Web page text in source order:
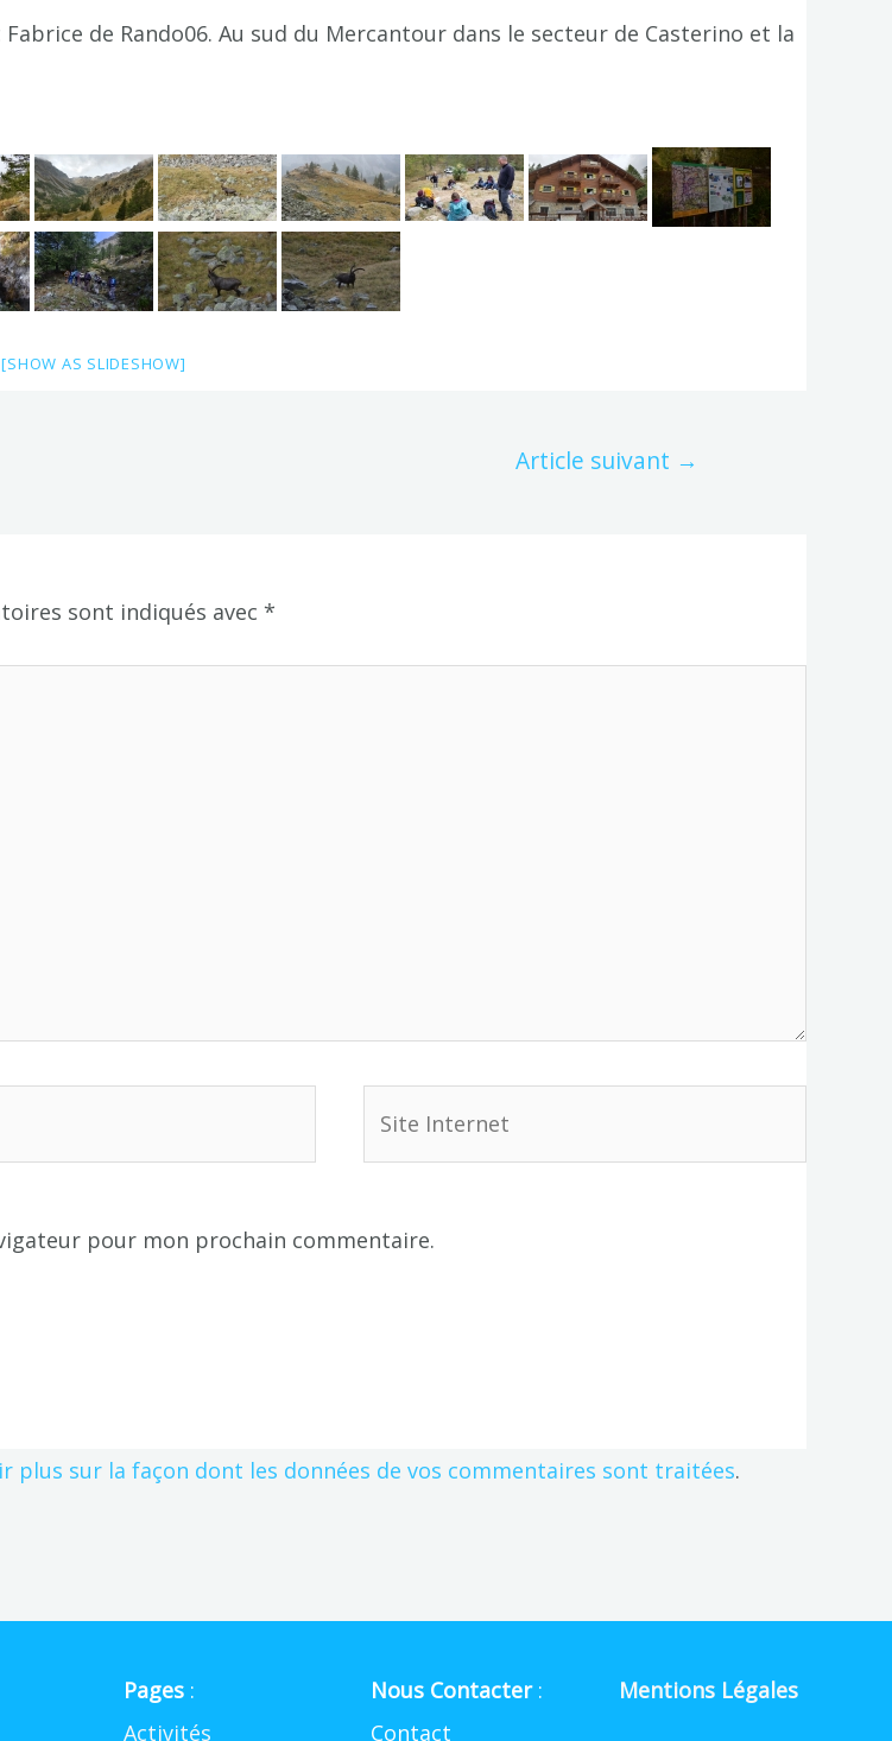
de Rando06. Au sud du Mercantour dans le secteur de Casterino et la
[SHOW AS SLIDESHOW]
Article suivant →
sont indiqués avec *
pour mon prochain commentaire.
plus sur la façon dont les données de vos commentaires sont traitées.
Pages:
Activités
Nous Contacter:
Contact
Mentions Légales